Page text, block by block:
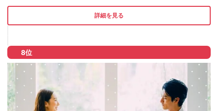
詳細を見る
8位